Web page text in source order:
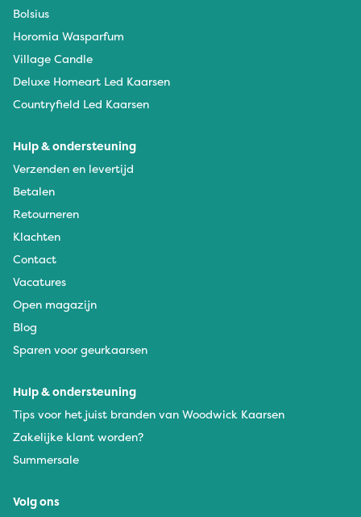
Bolsius
Horomia Wasparfum
Village Candle
Deluxe Homeart Led Kaarsen
Countryfield Led Kaarsen
Hulp & ondersteuning
Verzenden en levertijd
Betalen
Retourneren
Klachten
Contact
Vacatures
Open magazijn
Blog
Sparen voor geurkaarsen
Hulp & ondersteuning
Tips voor het juist branden van Woodwick Kaarsen
Zakelijke klant worden?
Summersale
Volg ons